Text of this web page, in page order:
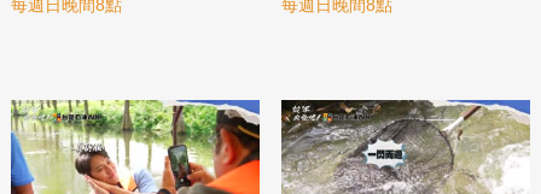
每週日晚間8點
每週日晚間8點